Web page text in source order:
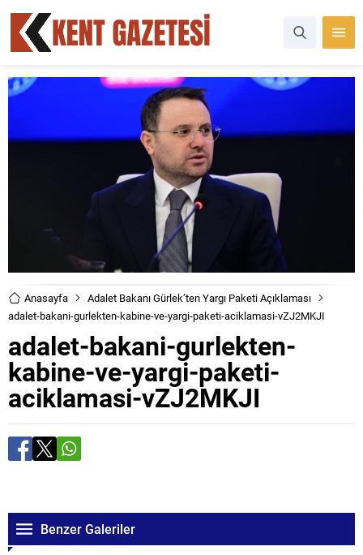
Anasayfa
Adalet Bakanı Gürlek’ten Yargı Paketi Açıklaması
adalet-bakani-gurlekten-kabine-ve-yargi-paketi-aciklamasi-vZJ2MKJI
adalet-bakani-gurlekten-
kabine-ve-yargi-paketi-
aciklamasi-vZJ2MKJI
Benzer Galeriler